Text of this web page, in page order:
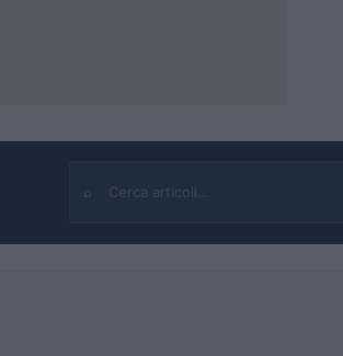
⌕
Cerca